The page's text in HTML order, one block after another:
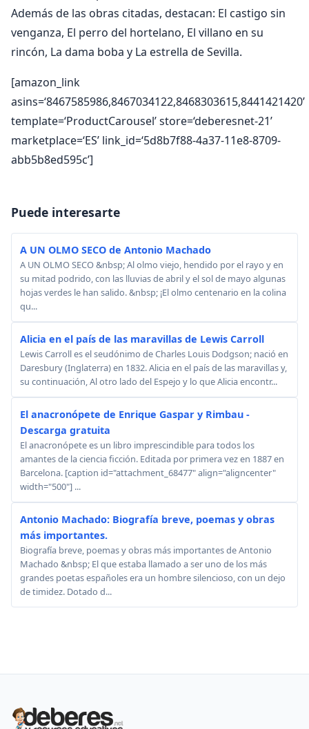
Además de las obras citadas, destacan: El castigo sin
venganza, El perro del hortelano, El villano en su
rincón, La dama boba y La estrella de Sevilla.
[amazon_link
asins=‘8467585986,8467034122,8468303615,8441421420’
template=‘ProductCarousel’ store=‘deberesnet-21’
marketplace=‘ES’ link_id=‘5d8b7f88-4a37-11e8-8709-
abb5b8ed595c’]
Puede interesarte
A UN OLMO SECO de Antonio Machado
A UN OLMO SECO &nbsp; Al olmo viejo, hendido por el rayo y en
su mitad podrido, con las lluvias de abril y el sol de mayo algunas
hojas verdes le han salido. &nbsp; ¡El olmo centenario en la colina
qu...
Alicia en el país de las maravillas de Lewis Carroll
Lewis Carroll es el seudónimo de Charles Louis Dodgson; nació en
Daresbury (Inglaterra) en 1832. Alicia en el país de las maravillas y,
su continuación, Al otro lado del Espejo y lo que Alicia encontr...
El anacronópete de Enrique Gaspar y Rimbau -
Descarga gratuita
El anacronópete es un libro imprescindible para todos los
amantes de la ciencia ficción. Editada por primera vez en 1887 en
Barcelona. [caption id="attachment_68477" align="aligncenter"
width="500"] ...
Antonio Machado: Biografía breve, poemas y obras
más importantes.
Biografía breve, poemas y obras más importantes de Antonio
Machado &nbsp; El que estaba llamado a ser uno de los más
grandes poetas españoles era un hombre silencioso, con un dejo
de timidez. Dotado d...